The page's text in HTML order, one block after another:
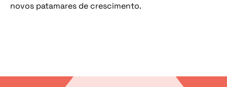
novos patamares de crescimento.